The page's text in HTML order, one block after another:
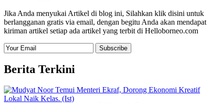
Jika Anda menyukai Artikel di blog ini, Silahkan klik disini untuk
berlangganan gratis via email, dengan begitu Anda akan mendapat
kiriman artikel setiap ada artikel yang terbit di Helloborneo.com
Berita Terkini